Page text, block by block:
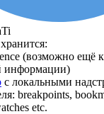
(возможно ещё
информации)
c локальными
breakpoints,
etc.